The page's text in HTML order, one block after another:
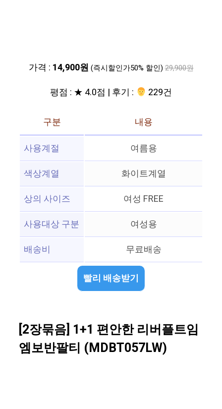
가격 : 14,900원 (즉시할인가50% 할인) 29,900원
평점 : ★ 4.0점 | 후기 : ‍‍ 229건
구분
내용
사용계절
여름용
색상계열
화이트계열
상의 사이즈
여성 FREE
사용대상 구분
여성용
배송비
무료배송
빨리 배송받기
[2장묶음] 1+1 편안한 리버플트임
엠보반팔티 (MDBT057LW)